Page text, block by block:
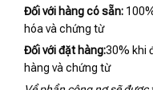
Đối với hàng có sẵn:
hóa và chứng từ
Đối với đặt hàng:30% khi
hàng và chứng từ